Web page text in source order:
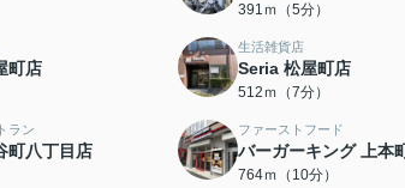
391ｍ（5分）
町店
生活雑貨店
Seria 松屋町店
512ｍ（7分）
ラン
町八丁目店
ファーストフード
バーガーキング 上本
764ｍ（10分）